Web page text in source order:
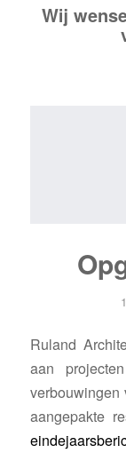
Wij
Ruland
aan
verbouwingen
aangepakte